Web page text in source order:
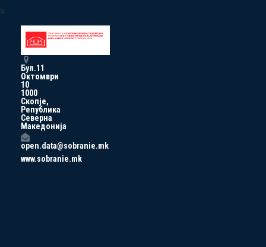
a
Бул.11
Октомври
10
1000
Скопје,
Република
Северна
Македонија
open.data@sobranie.mk
www.sobranie.mk